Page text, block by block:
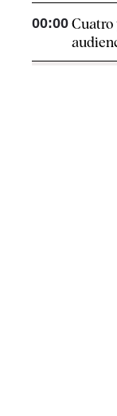
00:00 Cuatro